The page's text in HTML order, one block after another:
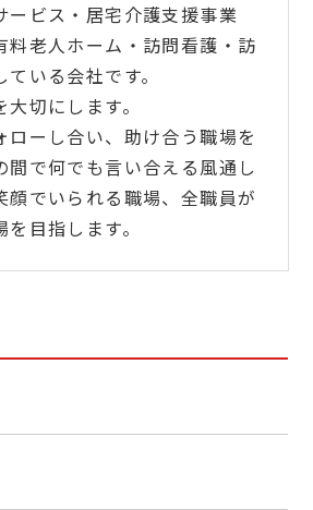
ービス・居宅介護支援事業
料老人ホーム・訪問看護・訪
いる会社です。
切にします。
ローし合い、助け合う職場を
間で何でも言い合える風通し
顔でいられる職場、全職員が
目指します。